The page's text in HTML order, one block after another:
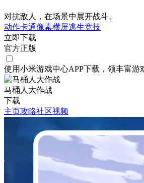
对抗敌人，在场景中展开战斗。
动作卡通像素横屏逃生竞技
立即下载
官方正版
使用小米游戏中心APP下载 ，领丰富游
马桶人大作战
下载
主页攻略社区视频